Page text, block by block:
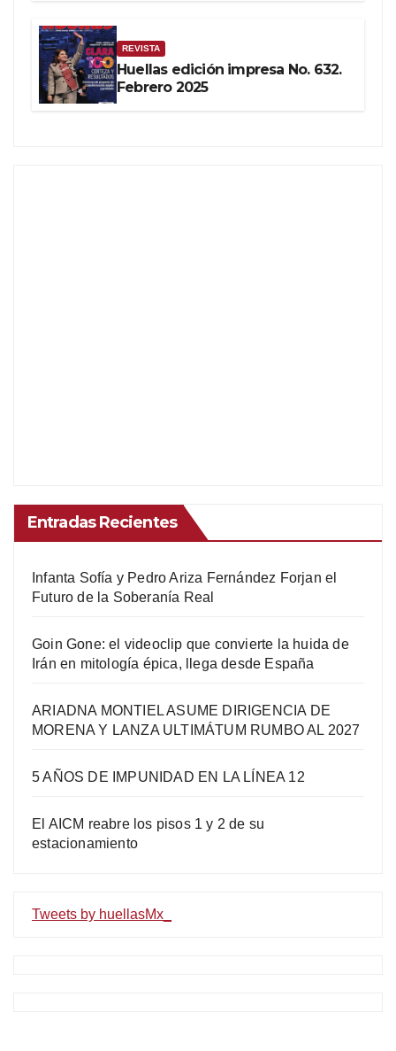
REVISTA
Huellas edición impresa No. 632.
Febrero 2025
Entradas Recientes
Infanta Sofía y Pedro Ariza Fernández Forjan el
Futuro de la Soberanía Real
Goin Gone: el videoclip que convierte la huida de
Irán en mitología épica, llega desde España
ARIADNA MONTIEL ASUME DIRIGENCIA DE
MORENA Y LANZA ULTIMÁTUM RUMBO AL 2027
5 AÑOS DE IMPUNIDAD EN LA LÍNEA 12
El AICM reabre los pisos 1 y 2 de su
estacionamiento
Tweets by huellasMx_